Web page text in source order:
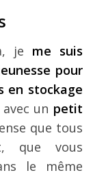
je me suis
pour
en stockage
un petit
que tous
que vous
le même